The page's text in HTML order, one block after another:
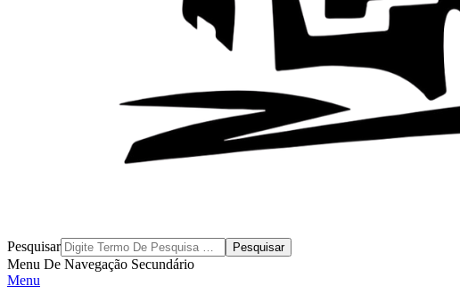
Byblos
Pesquisar
Menu De Navegação Secundário
Menu